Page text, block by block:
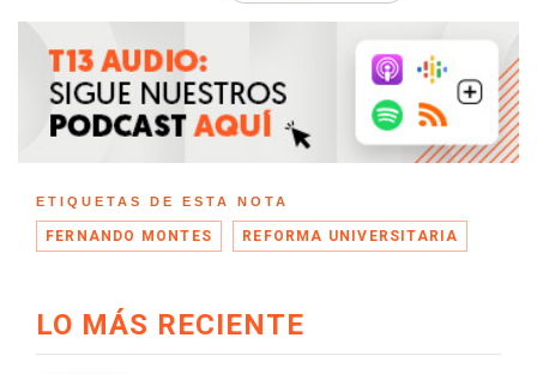
ETIQUETAS DE ESTA NOTA
FERNANDO MONTES REFORMA UNIVERSITARIA
LO MÁS RECIENTE